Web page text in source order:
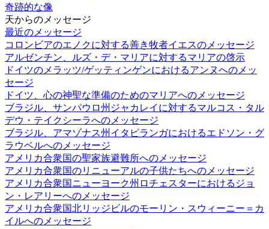
奇跡的な像
天からのメッセージ
最近のメッセージ
コロンビアのエノクに対する善き牧者イエスのメッセージ
アルゼンチン、ルズ・デ・マリアに対するマリアの啓示
ドイツのメラッツ/ゲッティンゲンにおけるアンヌへのメッ
セージ
ドイツ、心の神聖な準備のためのマリアへのメッセージ
ブラジル、サンパウロ州ジャカレイに対するマルコス・タル
デウ・テイクシーラへのメッセージ
ブラジル、アマゾナス州イタピランガにおけるエドソン・グ
ラウベルへのメッセージ
アメリカ合衆国の聖家族避難所へのメッセージ
アメリカ合衆国のリニューアルの子供たちへのメッセージ
アメリカ合衆国ニューヨーク州ロチェスターにおけるジョ
ン・レアリーへのメッセージ
アメリカ合衆国北リッジビルのモーリン・スウィーニー＝カ
イルへのメッセージ